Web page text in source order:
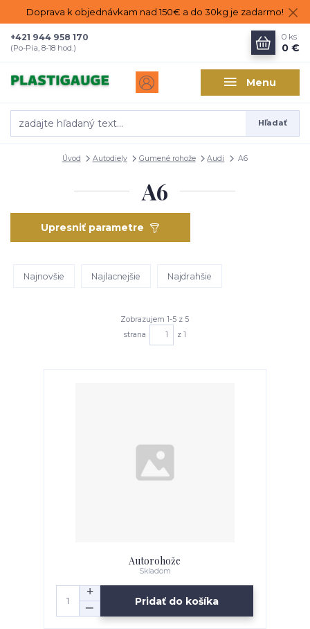
Doprava k objednávkam nad 150€ a do 30kg je zadarmo!
Menu
Hľadať
+421 944 958 170
(Po-Pia, 8-18 hod.)
0 ks
0 €
Úvod Autodiely Gumené rohože Audi A6
A6
Upresniť parametre
Najnovšie Najlacnejšie Najdrahšie
Zobrazujem 1-5 z 5
strana
z 1
Autorohože
Skladom
Pridať do košíka